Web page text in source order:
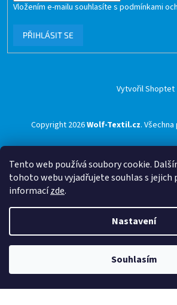
Tento web používá soubory cookie.
tohoto webu vyjadřujete souhlas s jejich
informacízde.
Nastavení
Souhlasím
Vložením e-mailu souhlasíte s podmínkami
PŘIHLÁSIT SE
Vytvořil Shoptet
Copyright 2026Wolf-Textil.cz.